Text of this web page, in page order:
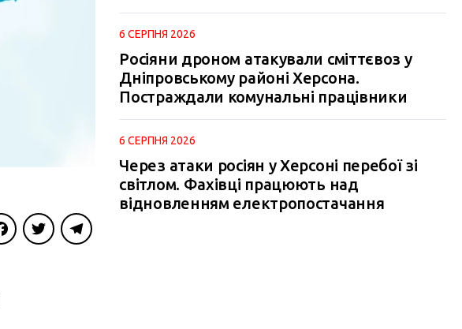
6 СЕРПНЯ 2026
Росіяни дроном атакували сміттєвоз у
Дніпровському районі Херсона.
Постраждали комунальні працівники
6 СЕРПНЯ 2026
Через атаки росіян у Херсоні перебої зі
світлом. Фахівці працюють над
відновленням електропостачання